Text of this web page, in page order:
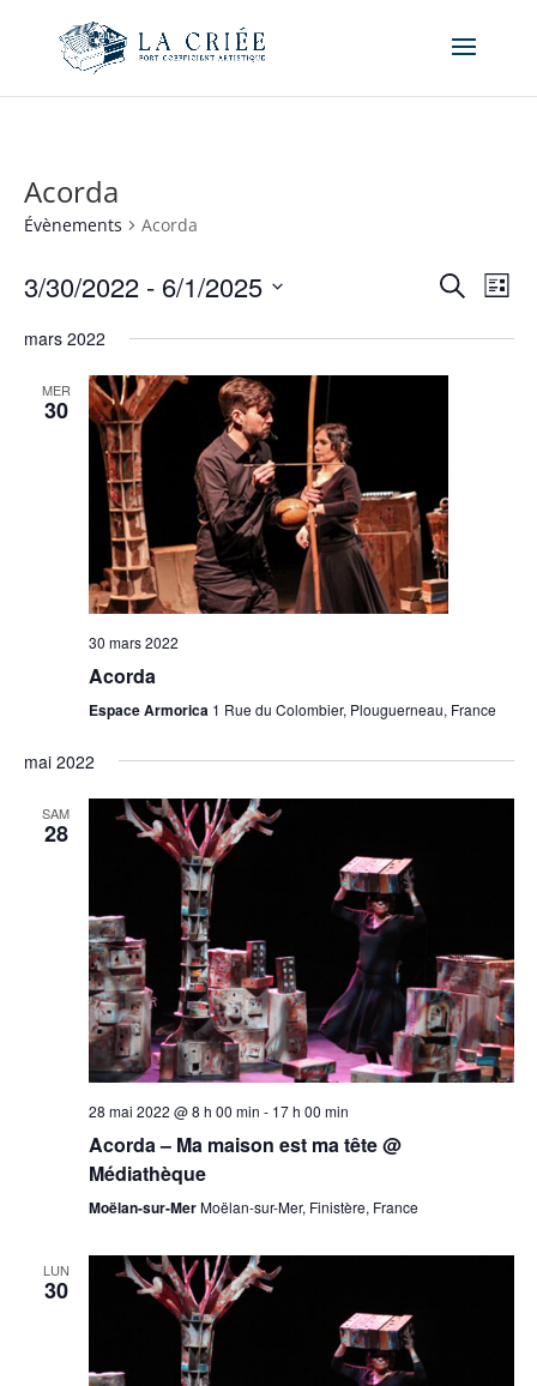
Acorda
Évènements Acorda
de
Recherche
de
Liste
3/30/2022 - 6/1/2025
une
mars 2022
MER
30
30 mars 2022
Acorda
Espace Armorica 1 Rue du Colombier, Plouguerneau, France
mai 2022
SAM
28
28 mai 2022 @ 8 h 00 min - 17 h 00 min
Acorda – Ma maison est ma tête @
Médiathèque
Moëlan-sur-MerMoëlan-sur-Mer, Finistère, France
LUN
30